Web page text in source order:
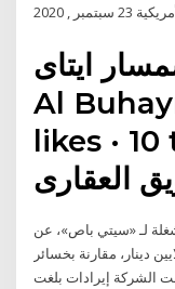
Al
likes ·
لـ «سيتي باص»، عن
للعام 2012 والتي بلغت 3.6 ملايين دينار، مقارنة بخسائر
كما حققت الشركة إيرادات بلغت